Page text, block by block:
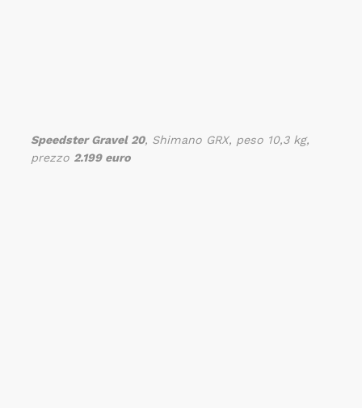
Speedster Gravel 20, Shimano GRX, peso 10,3 kg,
prezzo 2.199 euro